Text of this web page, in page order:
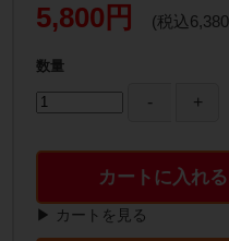
5,800円 (税込
数量
カートに入れる
▶ カートを見る